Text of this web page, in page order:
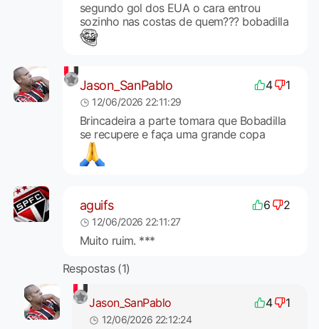
segundo gol dos EUA o cara entrou
sozinho nas costas de quem??? bobadilla
Jason_SanPablo 4 1
12/06/2026 22:11:29
Brincadeira a parte tomara que Bobadilla
se recupere e faça uma grande copa
aguifs 6 2
12/06/2026 22:11:27
Muito ruim. ***
Respostas (1)
Jason_SanPablo 4 1
12/06/2026 22:12:24